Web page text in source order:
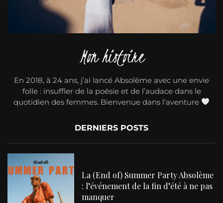
Mon histoire
En 2018, à 24 ans, j’ai lancé Absolème avec une envie
folle : insuffler de la poésie et de l’audace dans le
quotidien des femmes. Bienvenue dans l'aventure
DERNIERS POSTS
La (End of) Summer Party Absolème
: l’événement de la fin d’été à ne pas
manquer